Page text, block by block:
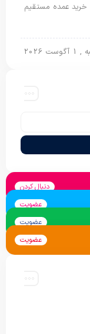
خرید عمده مستقیم
2026
دنبال کردن
عضویت
عضویت
عضویت